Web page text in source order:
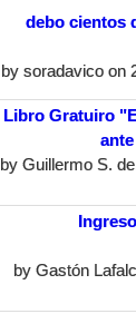
debo cientos
by soradavicoon
Libro Gratuiro
by Guillermo S.
by Gastón